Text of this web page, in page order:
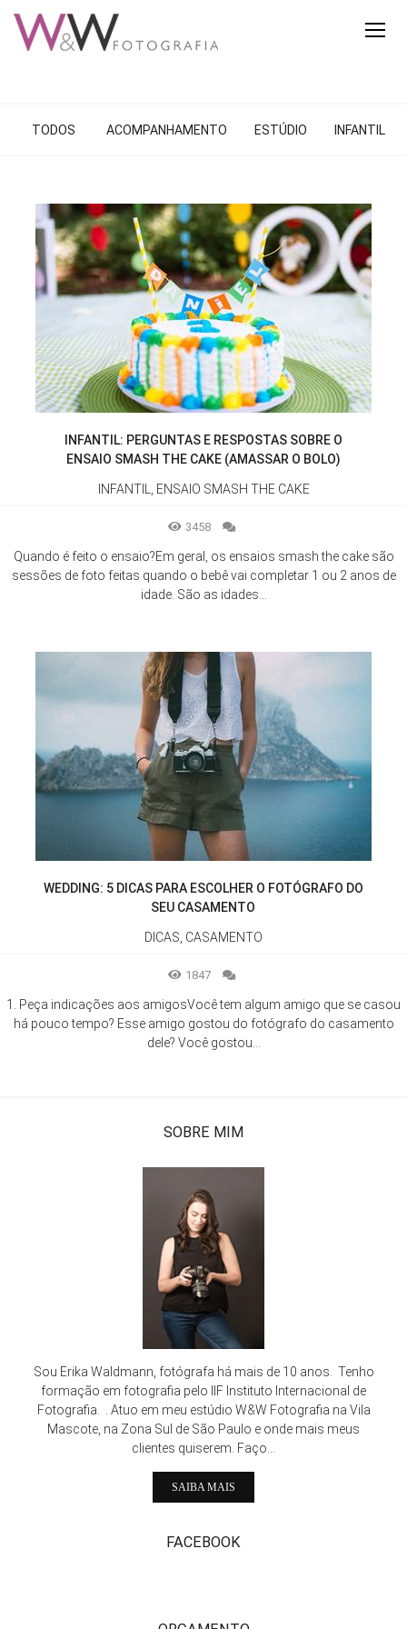
TODOS ACOMPANHAMENTO ESTÚDIO INFANTIL
INFANTIL: PERGUNTAS E RESPOSTAS SOBRE O
ENSAIO SMASH THE CAKE (AMASSAR O BOLO)
INFANTIL, ENSAIO SMASH THE CAKE
3458
Quando é feito o ensaio?Em geral, os ensaios smash the cake são
sessões de foto feitas quando o bebê vai completar 1 ou 2 anos de
idade. São as idades...
WEDDING: 5 DICAS PARA ESCOLHER O FOTÓGRAFO DO
SEU CASAMENTO
DICAS, CASAMENTO
1847
1. Peça indicações aos amigosVocê tem algum amigo que se casou
há pouco tempo? Esse amigo gostou do fotógrafo do casamento
dele? Você gostou...
SOBRE MIM
Sou Erika Waldmann, fotógrafa há mais de 10 anos. Tenho
formação em fotografia pelo IIF Instituto Internacional de
Fotografia. . Atuo em meu estúdio W&W Fotografia na Vila
Mascote, na Zona Sul de São Paulo e onde mais meus
clientes quiserem. Faço...
SAIBA MAIS
FACEBOOK